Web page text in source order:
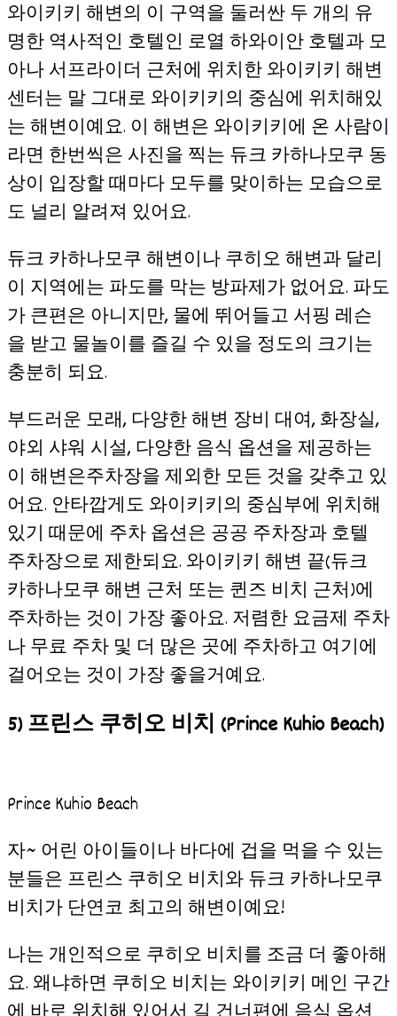
와이키키 해변의 이 구역을 둘러싼 두 개의 유
명한 역사적인 호텔인 로열 하와이안 호텔과 모
아나 서프라이더 근처에 위치한 와이키키 해변
센터는 말 그대로 와이키키의 중심에 위치해있
는 해변이예요. 이 해변은 와이키키에 온 사람이
라면 한번씩은 사진을 찍는 듀크 카하나모쿠 동
상이 입장할 때마다 모두를 맞이하는 모습으로
도 널리 알려져 있어요.
듀크 카하나모쿠 해변이나 쿠히오 해변과 달리
이 지역에는 파도를 막는 방파제가 없어요. 파도
가 큰편은 아니지만, 물에 뛰어들고 서핑 레슨
을 받고 물놀이를 즐길 수 있을 정도의 크기는
충분히 되요.
부드러운 모래, 다양한 해변 장비 대여, 화장실,
야외 샤워 시설, 다양한 음식 옵션을 제공하는
이 해변은주차장을 제외한 모든 것을 갖추고 있
어요. 안타깝게도 와이키키의 중심부에 위치해
있기 때문에 주차 옵션은 공공 주차장과 호텔
주차장으로 제한되요. 와이키키 해변 끝(듀크
카하나모쿠 해변 근처 또는 퀸즈 비치 근처)에
주차하는 것이 가장 좋아요. 저렴한 요금제 주차
나 무료 주차 및 더 많은 곳에 주차하고 여기에
걸어오는 것이 가장 좋을거예요.
5) 프린스 쿠히오 비치 (Prince Kuhio Beach)
Prince Kuhio Beach
자~ 어린 아이들이나 바다에 겁을 먹을 수 있는
분들은 프린스 쿠히오 비치와 듀크 카하나모쿠
비치가 단연코 최고의 해변이예요!
나는 개인적으로 쿠히오 비치를 조금 더 좋아해
요. 왜냐하면 쿠히오 비치는 와이키키 메인 구간